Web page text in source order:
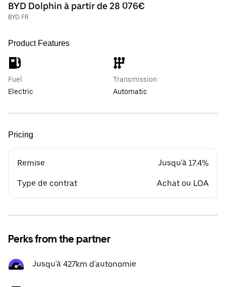
BYD Dolphin à partir de 28 076€
BYD FR
Product Features
Fuel
Electric
Transmission
Automatic
Pricing
Remise Jusqu'à 17.4%
Type de contrat Achat ou LOA
Perks from the partner
Jusqu'à 427km d'autonomie